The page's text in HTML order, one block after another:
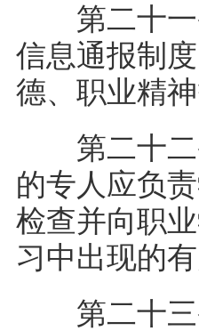
第二十一
信息通报制
德、职业精
第二十二
的专人应负
检查并向职
习中出现的
第二十三